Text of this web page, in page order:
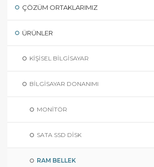
ÇÖZÜM ORTAKLARIMIZ
ÜRÜNLER
KIŞISEL BILGISAYAR
BILGISAYAR DONANIMI
MONITÖR
SATA SSD DISK
RAM BELLEK